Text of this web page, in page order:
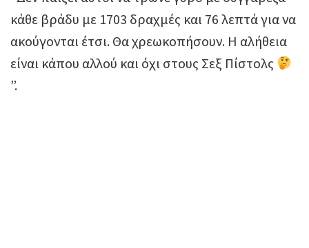
κάθε βράδυ με 1703 δραχμές και 76 λεπτά για να
ακούγονται έτσι. Θα χρεωκοπήσουν. Η αλήθεια
είναι κάπου αλλού και όχι στους Σεξ Πίστολς
”.